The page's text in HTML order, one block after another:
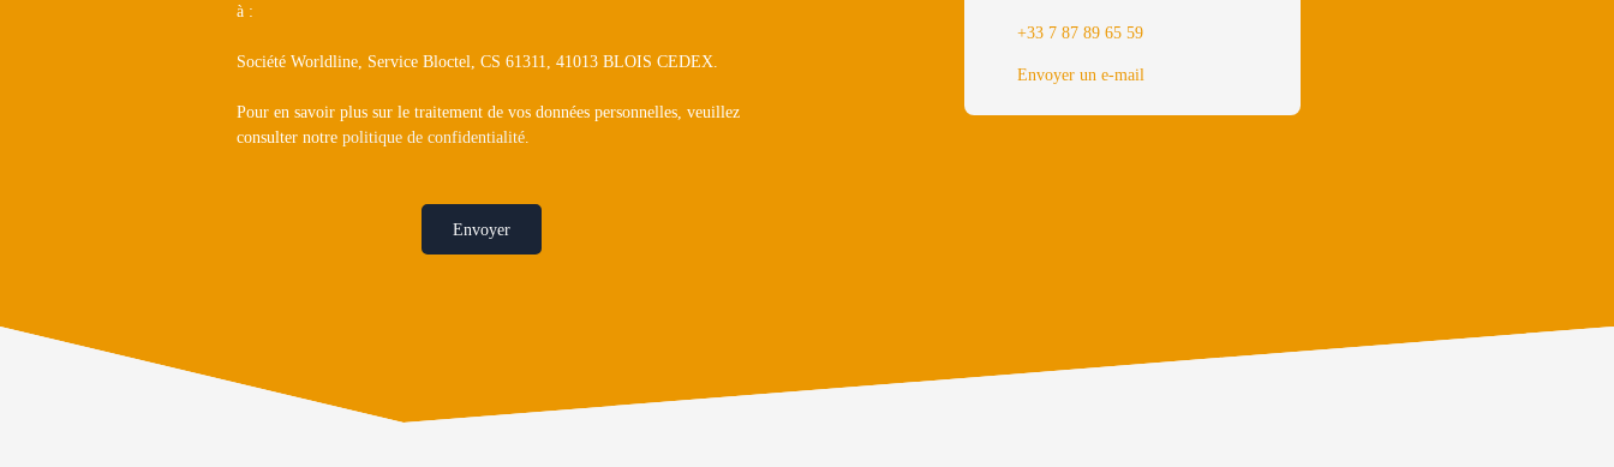
à :
Société Worldline, Service Bloctel, CS 61311, 41013 BLOIS CEDEX.
Pour en savoir plus sur le traitement de vos données personnelles, veuillez
consulter notre politique de confidentialité
Envoyer
+33 7 87 89 65 59
Envoyer un e-mail